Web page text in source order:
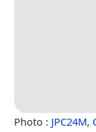
Photo : JPC24M,